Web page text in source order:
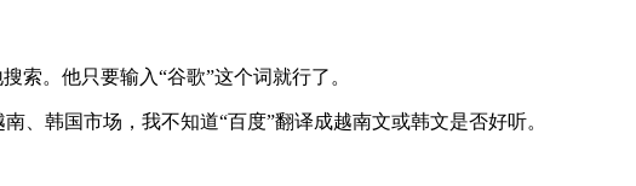
。他只要输入“谷歌”这个词就行了。
韩国市场，我不知道“百度”翻译成越南文或韩文是否好听。